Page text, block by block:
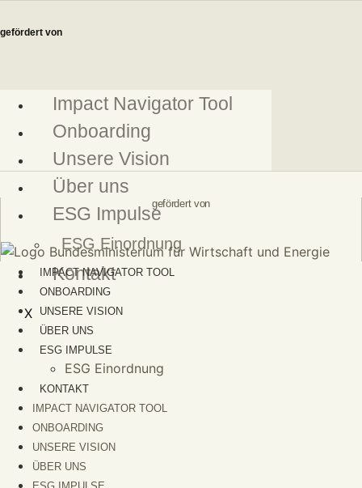
Inhalt
gefördert von
Impact Navigator Tool
Onboarding
Unsere Vision
Über uns
ESG Impulse
ESG Einordnung
Kontakt
X
gefördert von
IMPACT NAVIGATOR TOOL
ONBOARDING
UNSERE VISION
ÜBER UNS
ESG IMPULSE
ESG Einordnung
KONTAKT
IMPACT NAVIGATOR TOOL
ONBOARDING
UNSERE VISION
ÜBER UNS